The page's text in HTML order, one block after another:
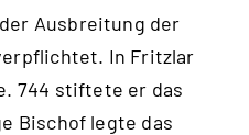
Ausbreitung der
In Fritzlar
744 stiftete er das
Bischof legte das